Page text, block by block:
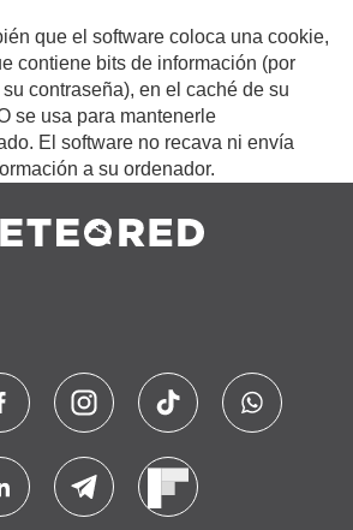
que el software coloca una cookie,
contiene bits de información (por
contraseña), en el caché de su
se usa para mantenerle
El software no recava ni envía
a su ordenador.